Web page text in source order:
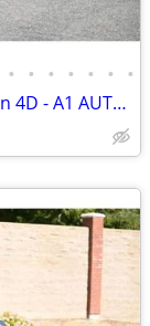
• • • • • • •
2008 Mercedes-Benz E-Class E 350 Sedan 4D - A1 AUTO WHOLESALE